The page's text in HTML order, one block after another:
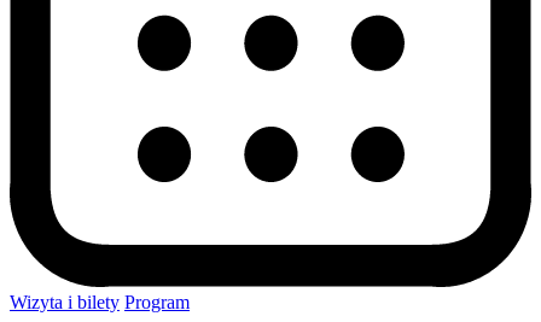
Wizyta i bilety Program